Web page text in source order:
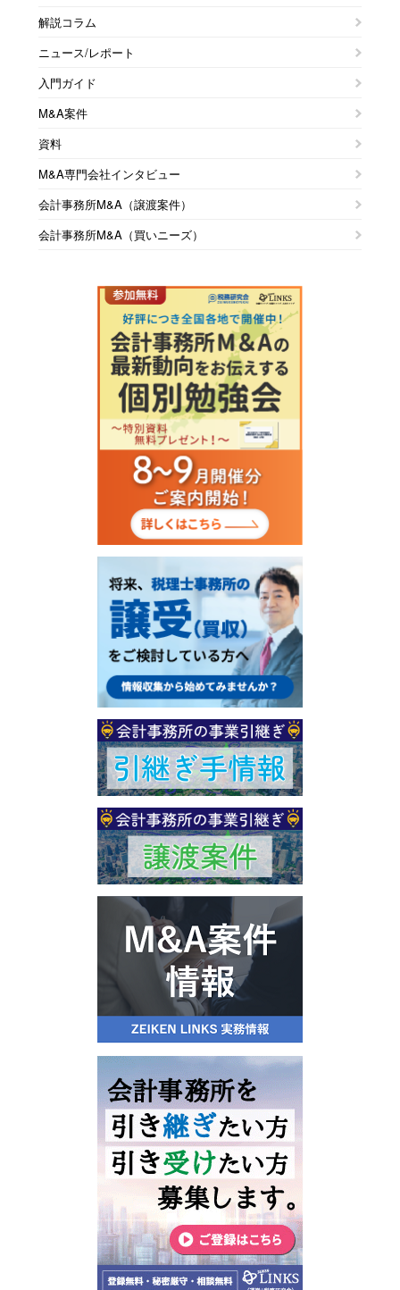
解説コラム
ニュース/レポート
入門ガイド
M&A案件
資料
M&A専門会社インタビュー
会計事務所M&A（譲渡案件）
会計事務所M&A（買いニーズ）